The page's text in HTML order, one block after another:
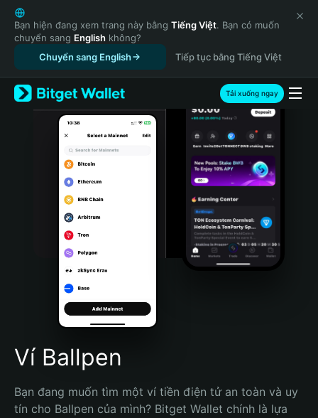
English
日本語
Tiếng Việt
Русский
Español (Latinoamérica)
Türkçe
Italiano
Português (Portugal)
Bahasa Indonesia
Português (Brasil)
Español (Argentina)
Bạn hiện đang xem trang này bằng Tiếng Việt. Bạn có muốn
chuyển sang English không?
Chuyển sang English
Tiếp tục bằng Tiếng Việt
Tải xuống ngay
Ví Ballpen
Bạn đang muốn tìm một ví tiền điện tử an toàn và uy
tín cho Ballpen của mình? Bitget Wallet chính là lựa